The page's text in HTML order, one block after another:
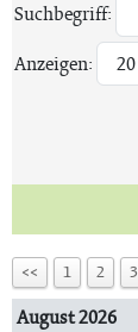
Suchbegriff:
Anzeigen:
<< 1 2 3
August 2026